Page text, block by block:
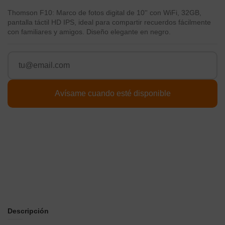
Thomson F10: Marco de fotos digital de 10'' con WiFi, 32GB,
pantalla táctil HD IPS, ideal para compartir recuerdos fácilmente
con familiares y amigos. Diseño elegante en negro.
Descripción